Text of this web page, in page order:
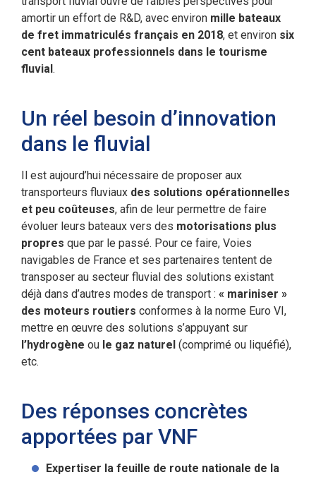
amortir un effort de R&D, avec environ mille bateaux
de fret immatriculés français en 2018, et environ six
cent bateaux professionnels dans le tourisme
fluvial.
Un réel besoin d’innovation
dans le fluvial
Il est aujourd’hui nécessaire de proposer aux
transporteurs fluviaux des solutions opérationnelles
et peu coûteuses, afin de leur permettre de faire
évoluer leurs bateaux vers des motorisations plus
propres que par le passé. Pour ce faire, Voies
navigables de France et ses partenaires tentent de
transposer au secteur fluvial des solutions existant
déjà dans d’autres modes de transport : « mariniser »
des moteurs routiers conformes à la norme Euro VI,
mettre en œuvre des solutions s’appuyant sur
l’hydrogène ou le gaz naturel (comprimé ou liquéfié),
etc.
Des réponses concrètes
apportées par VNF
Expertiser la feuille de route nationale de la